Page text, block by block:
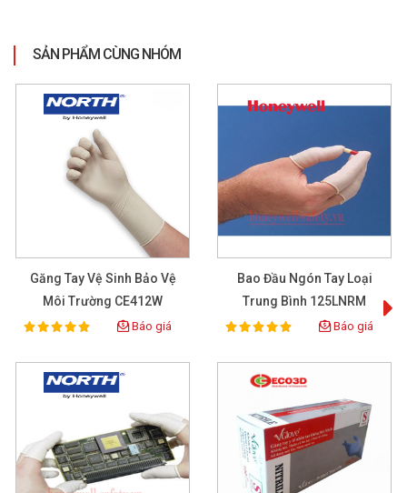
SẢN PHẨM CÙNG NHÓM
Găng Tay Vệ Sinh Bảo Vệ
Môi Trường CE412W
Rating:
100% Báo giá
Bao Đầu Ngón Tay Loại
Trung Bình 125LNRM
Rating:
100% Báo giá